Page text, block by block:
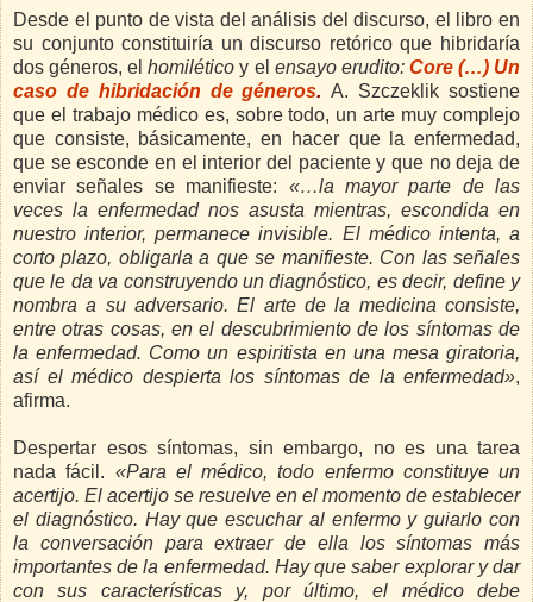
Desde el punto de vista del análisis del discurso, el libro en
su conjunto constituiría un discurso retórico que hibridaría
dos géneros, elhomilético y el ensayo erudito: Core (…) Un
caso de hibridación de géneros.A. Szczeklik sostiene
que el trabajo médico es, sobre todo, un arte muy complejo
que consiste, básicamente, en hacer que la enfermedad,
que se esconde en el interior del paciente y que no deja de
enviar señales se manifieste: «…la mayor parte de las
veces la enfermedad nos asusta mientras, escondida en
nuestro interior, permanece invisible. El médico intenta, a
corto plazo, obligarla a que se manifieste. Con las señales
que le da va construyendo un diagnóstico, es decir, define y
nombra a su adversario. El arte de la medicina consiste,
entre otras cosas, en el descubrimiento de los síntomas de
la enfermedad. Como un espiritista en una mesa giratoria,
así el médico despierta los síntomas de la enfermedad»,
afirma.
Despertar esos síntomas, sin embargo, no es una tarea
nada fácil. «Para el médico, todo enfermo constituye un
acertijo. El acertijo se resuelve en el momento de establecer
el diagnóstico. Hay que escuchar al enfermo y guiarlo con
la conversación para extraer de ella los síntomas más
importantes de la enfermedad. Hay que saber explorar y dar
con sus características y, por último, el médico debe